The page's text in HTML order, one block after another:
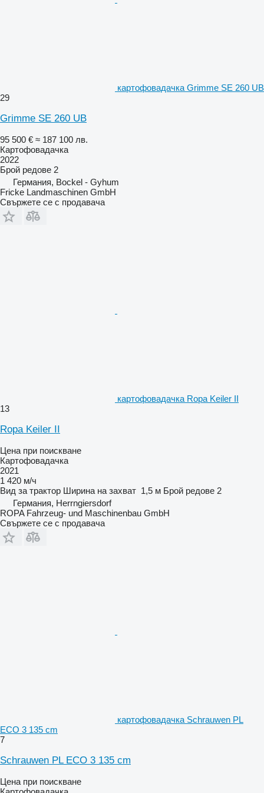
картофовадачка Grimme SE 260 UB
29
Grimme SE 260 UB
95 500 € ≈ 187 100 лв.
Картофовадачка
2022
Брой редове 2
Германия, Bockel - Gyhum
Fricke Landmaschinen GmbH
Свържете се с продавача
картофовадачка Ropa Keiler II
13
Ropa Keiler II
Цена при поискване
Картофовадачка
2021
1 420 м/ч
Вид за трактор Ширина на захват 1,5 м Брой редове 2
Германия, Herrngiersdorf
ROPA Fahrzeug- und Maschinenbau GmbH
Свържете се с продавача
картофовадачка Schrauwen PL
ECO 3 135 cm
7
Schrauwen PL ECO 3 135 cm
Цена при поискване